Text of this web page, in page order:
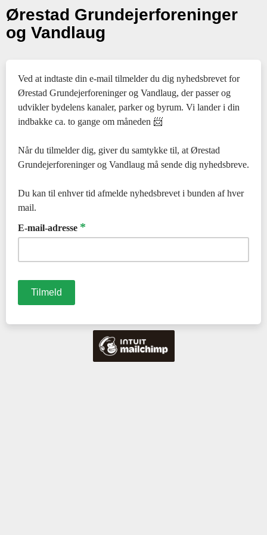
Ørestad Grundejerforeninger
og Vandlaug
Ved at indtaste din e-mail tilmelder du dig nyhedsbrevet for
Ørestad Grundejerforeninger og Vandlaug, der passer og
udvikler bydelens kanaler, parker og byrum. Vi lander i din
indbakke ca. to gange om måneden 📨
Når du tilmelder dig, giver du samtykke til, at Ørestad
Grundejerforeninger og Vandlaug må sende dig nyhedsbreve.
Du kan til enhver tid afmelde nyhedsbrevet i bunden af hver
mail.
E-mail-adresse *